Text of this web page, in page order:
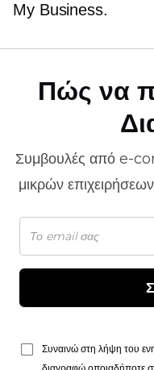
My Business.
Πώς να
Συμβουλές από e-
μικρών επιχειρήσεων
Συναινώ στη λήψη του